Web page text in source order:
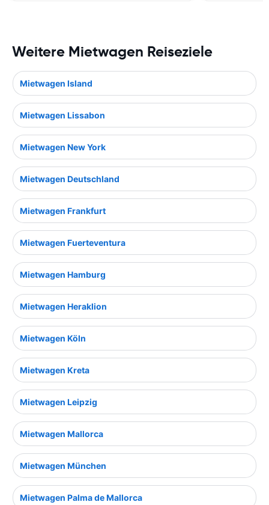
Weitere Mietwagen Reiseziele
Mietwagen Island
Mietwagen Lissabon
Mietwagen New York
Mietwagen Deutschland
Mietwagen Frankfurt
Mietwagen Fuerteventura
Mietwagen Hamburg
Mietwagen Heraklion
Mietwagen Köln
Mietwagen Kreta
Mietwagen Leipzig
Mietwagen Mallorca
Mietwagen München
Mietwagen Palma de Mallorca